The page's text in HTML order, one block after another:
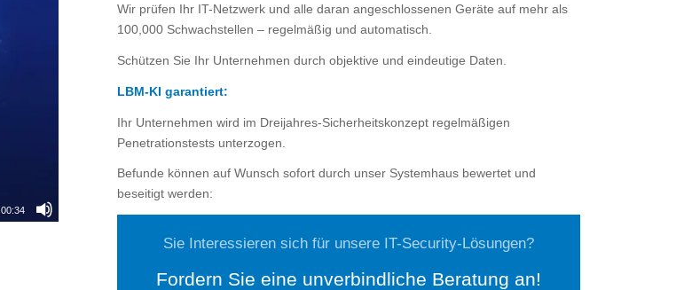
00:34
Wir prüfen Ihr IT-Netzwerk und alle daran angeschlossenen Geräte auf mehr als
100,000 Schwachstellen – regelmäßig und automatisch.
Schützen Sie Ihr Unternehmen durch objektive und eindeutige Daten.
LBM-KI garantiert:
Ihr Unternehmen wird im Dreijahres-Sicherheitskonzept regelmäßigen
Penetrationstests unterzogen.
Befunde können auf Wunsch sofort durch unser Systemhaus bewertet und
beseitigt werden:
Sie Interessieren sich für unsere IT-Security-Lösungen?
Fordern Sie eine unverbindliche Beratung an!